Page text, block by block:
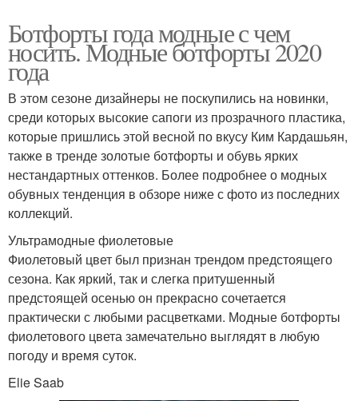
Ботфорты года модные с чем
носить. Модные ботфорты 2020
года
В этом сезоне дизайнеры не поскупились на новинки,
среди которых высокие сапоги из прозрачного пластика,
которые пришлись этой весной по вкусу Ким Кардашьян,
также в тренде золотые ботфорты и обувь ярких
нестандартных оттенков. Более подробнее о модных
обувных тенденция в обзоре ниже с фото из последних
коллекций.
Ультрамодные фиолетовые
Фиолетовый цвет был признан трендом предстоящего
сезона. Как яркий, так и слегка притушенный
предстоящей осенью он прекрасно сочетается
практически с любыми расцветками. Модные ботфорты
фиолетового цвета замечательно выглядят в любую
погоду и время суток.
Elie Saab